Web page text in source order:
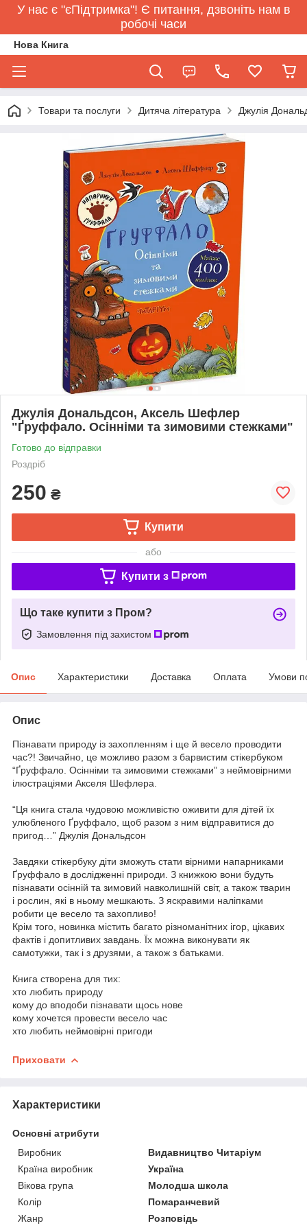
У нас є "єПідтримка"! Є питання, дзвоніть нам в
робочі часи
Нова Книга
Товари та послуги Дитяча література Джулія
Джулія Дональдсон, Аксель Шефлер
"Ґруффало. Осінніми та зимовими стежками"
Готово до відправки
Роздріб
250 ₴
Купити
або
Купити з
Що таке купити з Пром?
Замовлення під захистом
Опис Характеристики Доставка Оплата Умови
Опис
Пізнавати природу із захопленням і ще й весело проводити
час?! Звичайно, це можливо разом з барвистим стікербуком
“Ґруффало. Осінніми та зимовими стежками” з неймовірними
ілюстраціями Акселя Шефлера.
“Ця книга стала чудовою можливістю оживити для дітей їх
улюбленого Ґруффало, щоб разом з ним відправитися до
пригод…” Джулія Дональдсон
Завдяки стікербуку діти зможуть стати вірними напарниками
Ґруффало в дослідженні природи. З книжкою вони будуть
пізнавати осінній та зимовий навколишній світ, а також тварин
і рослин, які в ньому мешкають. З яскравими наліпками
робити це весело та захопливо!
Крім того, новинка містить багато різноманітних ігор, цікавих
фактів і допитливих завдань. Їх можна виконувати як
самотужки, так і з друзями, а також з батьками.
Книга створена для тих:
хто любить природу
кому до вподоби пізнавати щось нове
кому хочется провести весело час
хто любить неймовірні пригоди
Приховати
Характеристики
Основні атрибути
Виробник
Видавництво Читаріум
Країна виробник
Україна
Вікова група
Молодша школа
Колір
Помаранчевий
Жанр
Розповідь